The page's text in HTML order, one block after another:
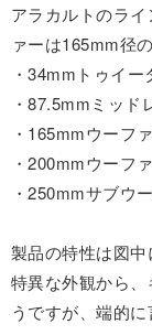
アラカルトのラ
ァーは165mm径
・34mmトゥイー
・87.5mmミッド
・165mmウーフ
・200mmウーフ
・250mmサブウ
製品の特性は図中
特異な外観から
うですが、端的